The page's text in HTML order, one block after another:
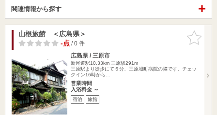
関連情報から探す
お気に入
りに追加
山根旅館 ＜広島県＞
-点/ 0 件
広島県 / 三原市
新尾道駅10.33km 三原駅291m
三原駅より徒歩にて５分、三原城町病院の隣です。チェッ
クイン16時から…
営業時間
入浴料金 ～
宿泊 旅館